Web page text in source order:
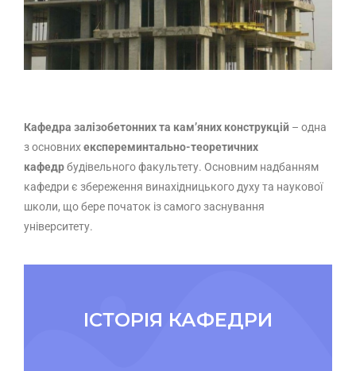
Кафедра залізобетонних та кам’яних конструкцій – одна
з основнихекспереминтально-теоретичних
кафедрбудівельного факультету. Основним надбанням
кафедри є збереження винахідницького духу та наукової
школи, що бере початок із самого заснування
університету.
ІСТОРІЯ КАФЕДРИ